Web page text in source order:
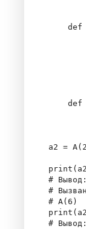
def
def
a2 =
# Вывод:
#
# A(6)
print(a2
# Вывод: